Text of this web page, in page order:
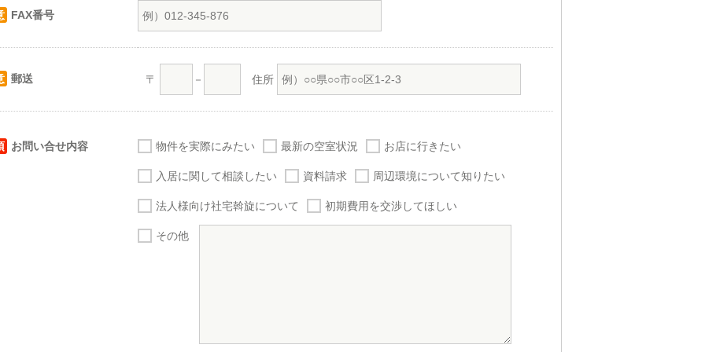
FAX番号
郵送 〒 － 住所
お問い合せ内容 物件を実際にみたい 最新の空室状況 お店に行きたい
入居に関して相談したい 資料請求 周辺環境について知りたい
法人様向け社宅斡旋について 初期費用を交渉してほしい
その他